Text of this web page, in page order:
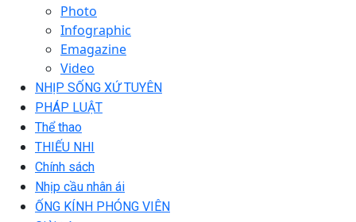
Photo
Infographic
Emagazine
Video
NHỊP SỐNG XỨ TUYÊN
PHÁP LUẬT
Thể thao
THIẾU NHI
Chính sách
Nhịp cầu nhân ái
ỐNG KÍNH PHÓNG VIÊN